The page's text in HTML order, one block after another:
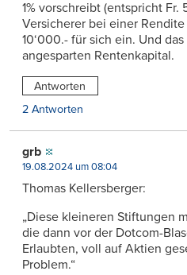
1% vorschreibt (entspricht Fr.
Versicherer bei einer
10‘000.- für sich ein. Und
angesparten Rentenkapital.
Antworten
2 Antworten
grb
19.08.2024 um 08:04
Thomas Kellersberger:
„Diese kleineren Stiftungen
die dann vor der Dotcom-
Erlaubten, voll auf Aktien
Problem.“